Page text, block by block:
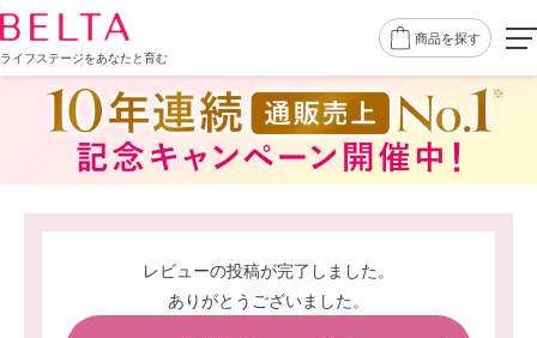
ライフステージをあなたと育む
商品を探す
レビューの投稿が完了しました。
ありがとうございました。